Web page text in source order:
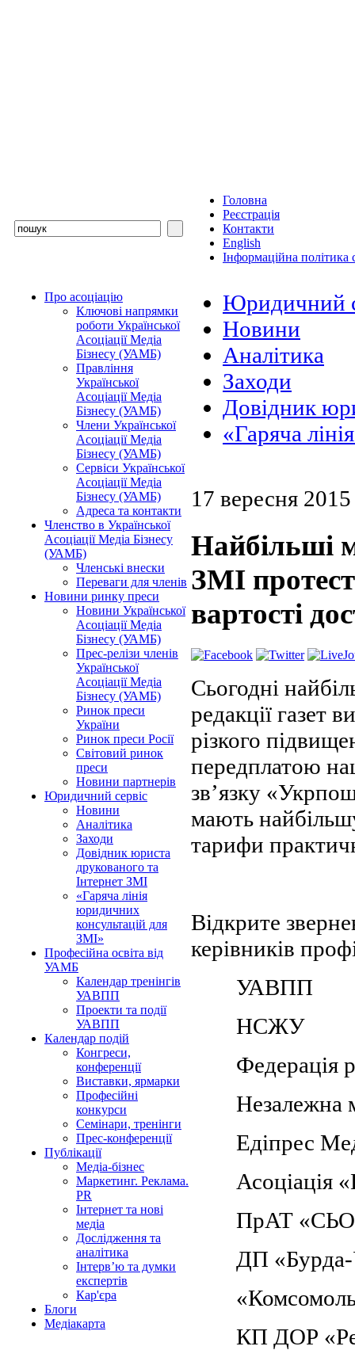
Головна
Реєстрація
Контакти
English
Інформаційна політика
Про асоціацію
Ключові напрямки
роботи Української
Асоціації Медіа
Бізнесу (УАМБ)
Правління
Української
Асоціації Медіа
Бізнесу (УАМБ)
Члени Української
Асоціації Медіа
Бізнесу (УАМБ)
Сервіси Української
Асоціації Медіа
Бізнесу (УАМБ)
Адреса та контакти
Членство в Української
Асоціації Медіа Бізнесу
(УАМБ)
Членські внески
Переваги для членів
Новини ринку преси
Новини Української
Асоціації Медіа
Бізнесу (УАМБ)
Прес-релізи членів
Української
Асоціації Медіа
Бізнесу (УАМБ)
Ринок преси
України
Ринок преси Росії
Світовий ринок
преси
Новини партнерів
Юридичний сервіс
Новини
Аналітика
Заходи
Довідник юриста
друкованого та
Інтернет ЗМІ
«Гаряча лінія
юридичних
консультацій для
ЗМІ»
Професійна освіта від
УАМБ
Календар тренінгів
УАВПП
Проекти та події
УАВПП
Календар подій
Конгреси,
конференції
Виставки, ярмарки
Професійні
конкурси
Семінари, тренінги
Прес-конференції
Публікації
Медіа-бізнес
Маркетинг. Реклама.
PR
Інтернет та нові
медіа
Дослідження та
аналітика
Інтерв’ю та думки
експертів
Кар'єра
Блоги
Медіакарта
Юридичний
Новини
Аналітика
Заходи
Довідник
«Гаряча
17 вересня 2015
Найбільші
ЗМІ
вартості
Сьогодні
редакції газет
різкого
передплатою
зв’язку
мають
тарифи
Відкрите
керівників
УАВПП
НСЖУ
Федерація
Незалежна
Едiпрес
Асоціація
ПрАТ
ДП «Бурда-
КП ДОР